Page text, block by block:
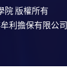
院 版權所有
利擔保有限公司